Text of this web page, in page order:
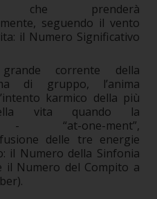
che prenderà
seguendo il vento
il Numero Significativo
corrente della
di gruppo, l’anima
karmico della più
vita quando la
- “at-one-ment”,
delle tre energie
il Numero della Sinfonia
il Numero del Compito a